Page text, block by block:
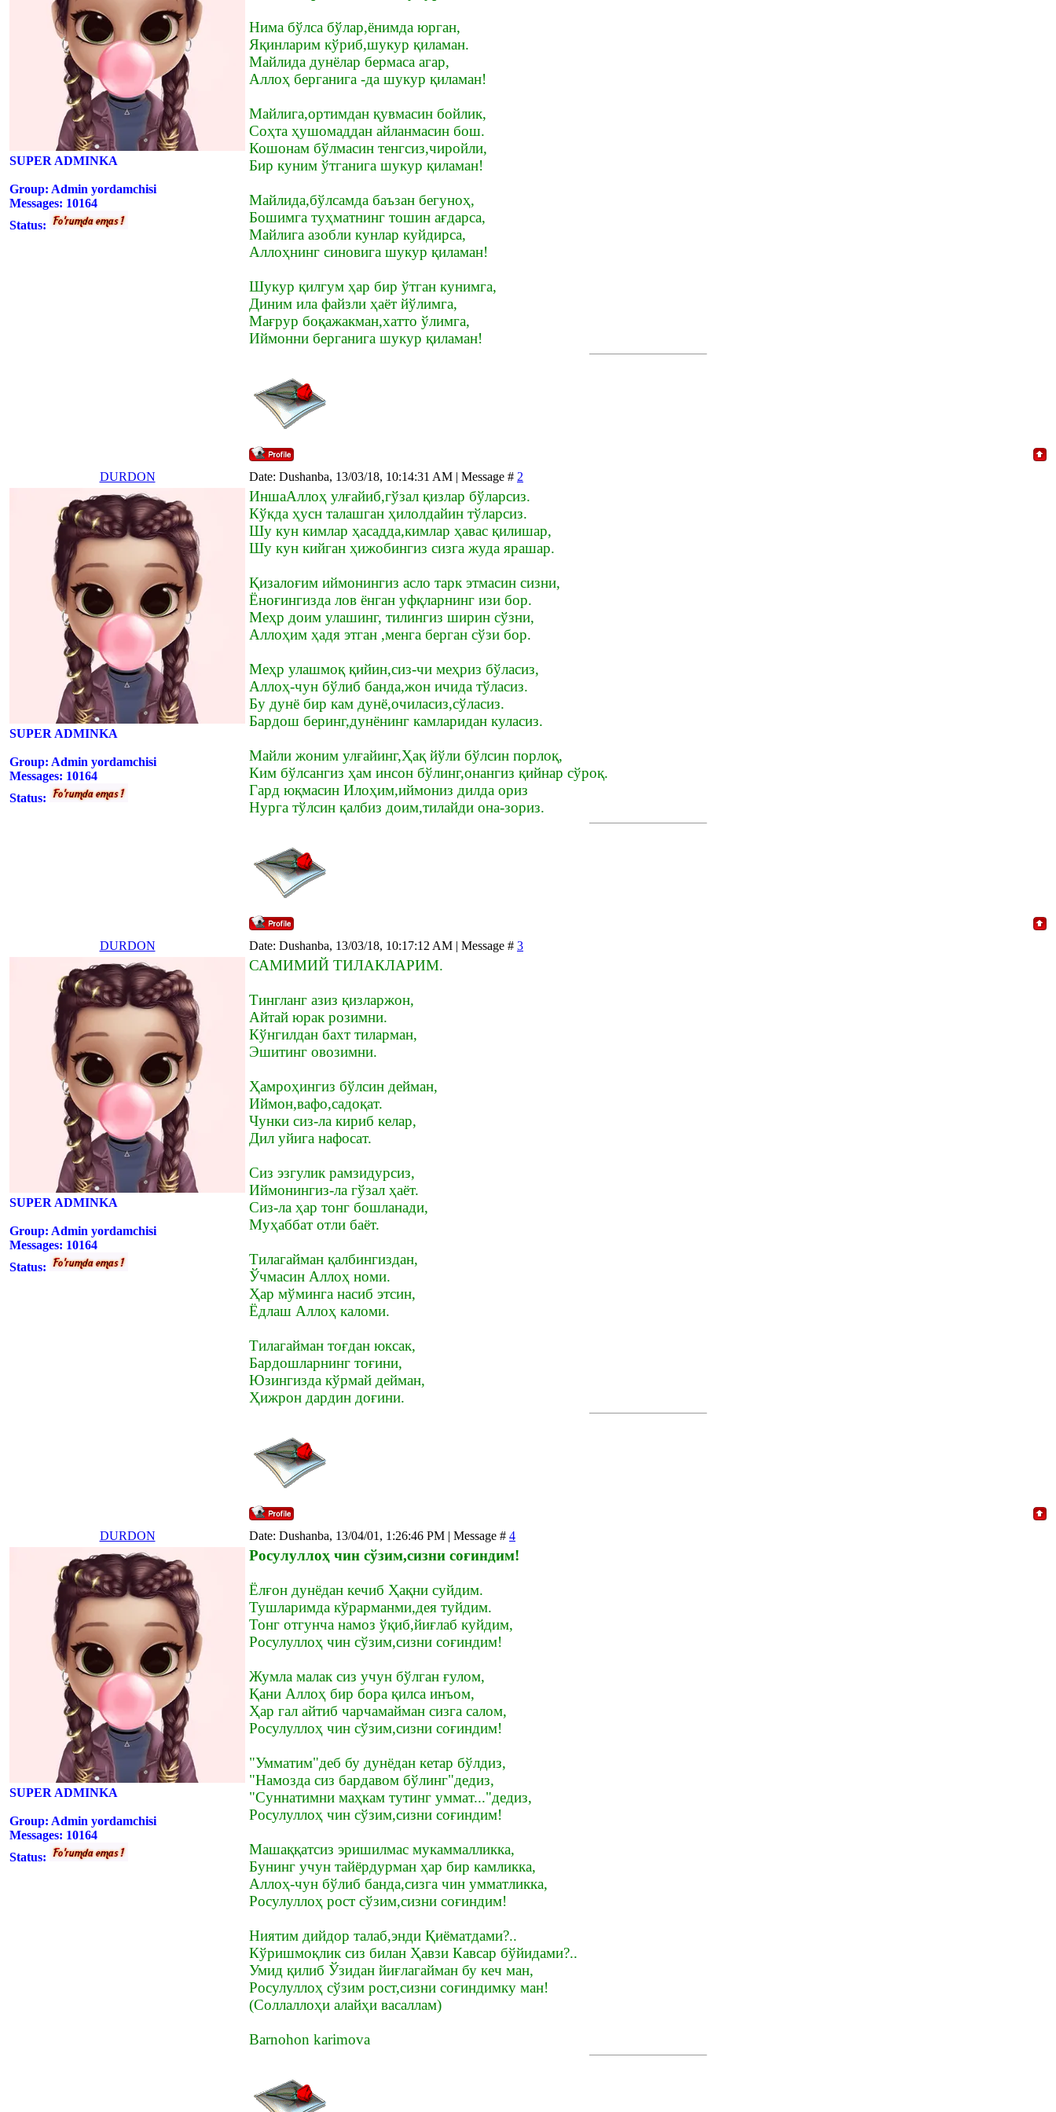
SUPER ADMINKA
Group: Admin yordamchisi
Messages: 10164
Status:
Нима бўлса бўлар,ёнимда юрган,
Яқинларим кўриб,шукур қиламан.
Майлида дунёлар бермаса агар,
Аллоҳ берганига -да шукур қиламан!
Майлига,ортимдан қувмасин бойлик,
Соҳта ҳушомаддан айланмасин бош.
Кошонам бўлмасин тенгсиз,чиройли,
Бир куним ўтганига шукур қиламан!
Майлида,бўлсамда баъзан бегуноҳ,
Бошимга туҳматнинг тошин ағдарса,
Майлига азобли кунлар куйдирса,
Аллоҳнинг синовига шукур қиламан!
Шукур қилгум ҳар бир ўтган кунимга,
Диним ила файзли ҳаёт йўлимга,
Мағрур боқажакман,хатто ўлимга,
Иймонни берганига шукур қиламан!
DURDON Date: Dushanba, 13/03/18, 10:14:31 AM | Message # 2
SUPER ADMINKA
Group: Admin yordamchisi
Messages: 10164
Status:
ИншаАллоҳ улғайиб,гўзал қизлар бўларсиз.
Кўкда ҳусн талашган ҳилолдайин тўларсиз.
Шу кун кимлар ҳасадда,кимлар ҳавас қилишар,
Шу кун кийган ҳижобингиз сизга жуда ярашар.
Қизалоғим иймонингиз асло тарк этмасин сизни,
Ёноғингизда лов ёнган уфқларнинг изи бор.
Меҳр доим улашинг, тилингиз ширин сўзни,
Аллоҳим ҳадя этган ,менга берган сўзи бор.
Меҳр улашмоқ қийин,сиз-чи меҳриз бўласиз,
Аллоҳ-чун бўлиб банда,жон ичида тўласиз.
Бу дунё бир кам дунё,очиласиз,сўласиз.
Бардош беринг,дунёнинг камларидан куласиз.
Майли жоним улғайинг,Ҳақ йўли бўлсин порлоқ,
Ким бўлсангиз ҳам инсон бўлинг,онангиз қийнар сўроқ.
Гард юқмасин Илоҳим,иймониз дилда ориз
Нурга тўлсин қалбиз доим,тилайди она-зориз.
DURDON Date: Dushanba, 13/03/18, 10:17:12 AM | Message # 3
SUPER ADMINKA
Group: Admin yordamchisi
Messages: 10164
Status:
САМИМИЙ ТИЛАКЛАРИМ.
Тингланг азиз қизларжон,
Айтай юрак розимни.
Кўнгилдан бахт тиларман,
Эшитинг овозимни.
Ҳамроҳингиз бўлсин дейман,
Иймон,вафо,садоқат.
Чунки сиз-ла кириб келар,
Дил уйига нафосат.
Сиз эзгулик рамзидурсиз,
Иймонингиз-ла гўзал ҳаёт.
Сиз-ла ҳар тонг бошланади,
Муҳаббат отли баёт.
Тилагайман қалбингиздан,
Ўчмасин Аллоҳ номи.
Ҳар мўминга насиб этсин,
Ёдлаш Аллоҳ каломи.
Тилагайман тоғдан юксак,
Бардошларнинг тоғини,
Юзингизда кўрмай дейман,
Ҳижрон дардин доғини.
DURDON Date: Dushanba, 13/04/01, 1:26:46 PM | Message # 4
SUPER ADMINKA
Group: Admin yordamchisi
Messages: 10164
Status:
Росулуллоҳ чин сўзим,сизни соғиндим!
Ёлғон дунёдан кечиб Ҳақни суйдим.
Тушларимда кўрарманми,дея туйдим.
Тонг отгунча намоз ўқиб,йиғлаб куйдим,
Росулуллоҳ чин сўзим,сизни соғиндим!
Жумла малак сиз учун бўлган ғулом,
Қани Аллоҳ бир бора қилса инъом,
Ҳар гал айтиб чарчамайман сизга салом,
Росулуллоҳ чин сўзим,сизни соғиндим!
"Умматим"деб бу дунёдан кетар бўлдиз,
"Намозда сиз бардавом бўлинг"дедиз,
"Суннатимни маҳкам тутинг уммат..."дедиз,
Росулуллоҳ чин сўзим,сизни соғиндим!
Машаққатсиз эришилмас мукаммалликка,
Бунинг учун тайёрдурман ҳар бир камликка,
Аллоҳ-чун бўлиб банда,сизга чин умматликка,
Росулуллоҳ рост сўзим,сизни соғиндим!
Ниятим дийдор талаб,энди Қиёматдами?..
Кўришмоқлик сиз билан Ҳавзи Кавсар бўйидами?..
Умид қилиб Ўзидан йиғлагайман бу кеч ман,
Росулуллоҳ сўзим рост,сизни соғиндимку ман!
(Соллаллоҳи алайҳи васаллам)
Barnohon karimova